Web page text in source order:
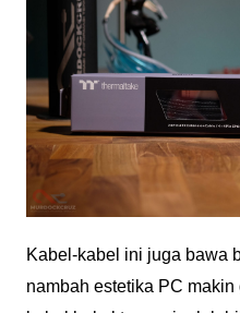
Kabel-kabel ini juga bawa
nambah estetika PC